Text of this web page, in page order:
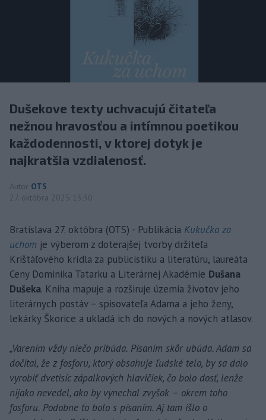
Dušekove texty uchvacujú čitateľa
nežnou hravosťou a intímnou poetikou
každodennosti, v ktorej dotyk je
najkratšia vzdialenosť.
Autor OTS
27. októbra 2025 13:30
Bratislava 27. októbra (OTS) - Publikácia Kukučka za
uchom je výberom z doterajšej tvorby držiteľa
Krištáľového krídla za publicistiku a literatúru, laureáta
Ceny Dominika Tatarku a Literárnej Akadémie Dušana
Dušeka. Kniha mapuje a rozširuje územia životov jeho
literárnych postáv – spisovateľa Adama a jeho ženy,
lekárky Škorice a ukladá ich do nových a nových atlasov.
„Varením vždy niečo pribúda. Písaním skôr ubúda. Adam sa
dočítal, že z fosforu, ktorý obsahuje ľudské telo, by sa dalo
vyrobiť dvetisíc zápalkových hlavičiek, čo bolo dosť, lenže
nijako nevedel, ako by vynechal zvyšok – okrem toho
fosforu. Podobne to bolo s písaním. Aj tam išlo o